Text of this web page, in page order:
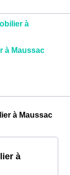
à
à Maussac
à Maussac
à